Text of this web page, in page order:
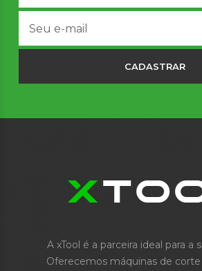
CADASTRAR
A xTool é a parceira ideal para a
Oferecemos máquinas de corte